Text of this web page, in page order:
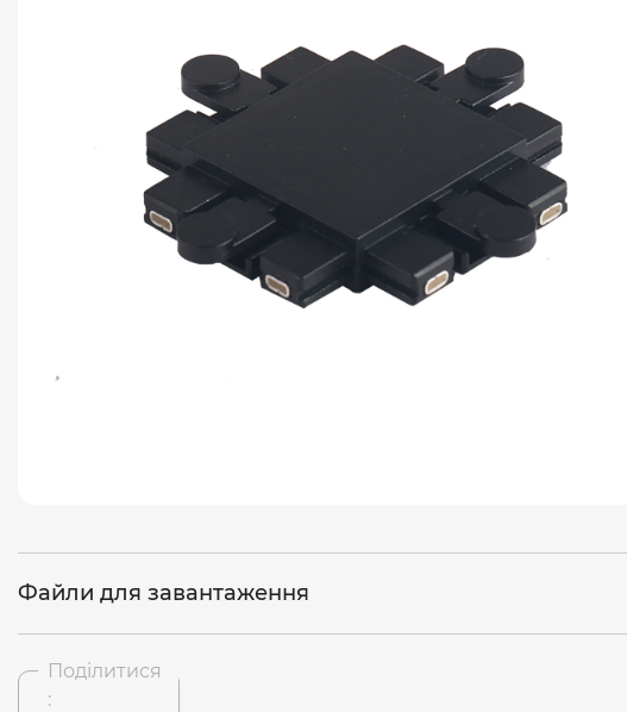
Файли для завантаження
Поділитися
: